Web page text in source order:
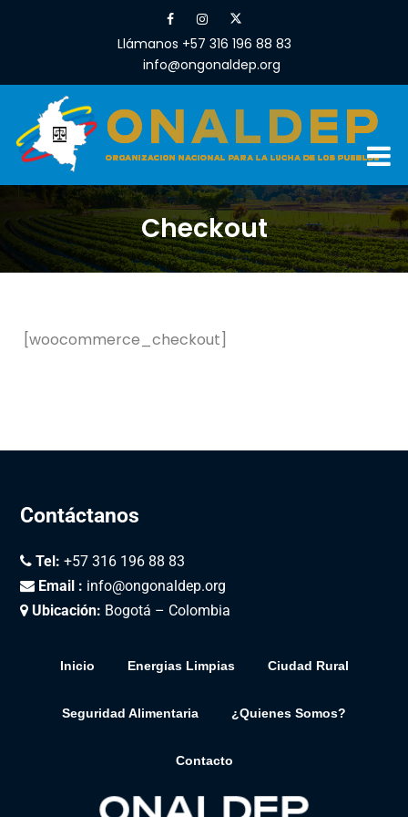
Llámanos +57 316 196 88 83
info@ongonaldep.org
Checkout
[woocommerce_checkout]
Contáctanos
Tel: +57 316 196 88 83
Email : info@ongonaldep.org
Ubicación: Bogotá – Colombia
Inicio Energias Limpias Ciudad Rural
Seguridad Alimentaria ¿Quienes Somos?
Contacto